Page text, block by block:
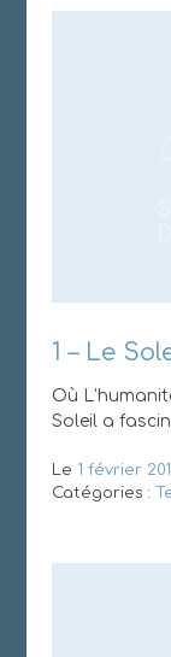
1 – Le
Où
Soleil a
Le 1 février
Catégories :